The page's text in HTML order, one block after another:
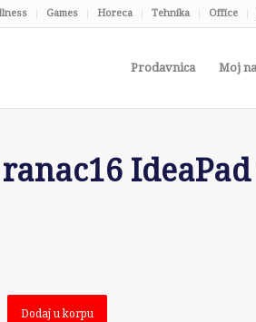
Games Horeca Tehnika Office
Prodavnica Moj
ranac16
Dodaj u korpu